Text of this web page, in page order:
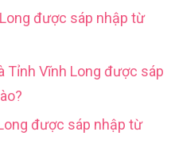
được sáp nhập từ
Tỉnh Vĩnh Long được sáp
được sáp nhập từ